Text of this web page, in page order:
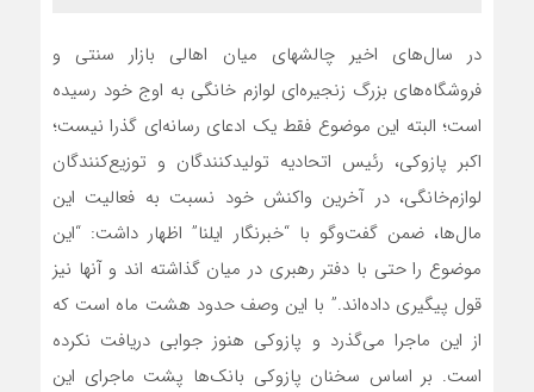
در سال‌های اخیر چالش‎های میان اهالی بازار سنتی و
فروشگاه‌های بزرگ زنجیره‌ای لوازم خانگی به اوج خود رسیده
است؛ البته این موضوع فقط یک ادعای رسانه‌ای گذرا نیست؛
اکبر پازوکی، رئیس اتحادیه تولیدکنندگان و توزیع‌کنندگان
لوازم‌خانگی، در آخرین واکنش خود نسبت به فعالیت این
مال‌ها، ضمن گفت‌وگو با “خبرنگار ایلنا” اظهار داشت: “این
موضوع را حتی با دفتر رهبری در میان گذاشته اند و آنها نیز
قول پیگیری داده‌اند.” با این وصف حدود هشت ماه است که
از این ماجرا می‌گذرد و پازوکی هنوز جوابی دریافت نکرده
است. بر اساس سخنان پازوکی بانک‌ها پشت ماجرای این